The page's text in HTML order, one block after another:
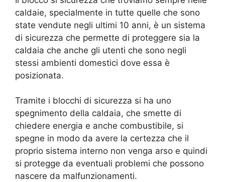
caldaie, specialmente in tutte quelle che sono
state vendute negli ultimi 10 anni, è un sistema
di sicurezza che permette di proteggere sia la
caldaia che anche gli utenti che sono negli
stessi ambienti domestici dove essa è
posizionata.
Tramite i blocchi di sicurezza si ha uno
spegnimento della caldaia, che smette di
chiedere energia e anche combustibile, si
spegne in modo da avere la certezza che il
proprio sistema interno non venga arso e quindi
si protegge da eventuali problemi che possono
nascere da malfunzionamenti.